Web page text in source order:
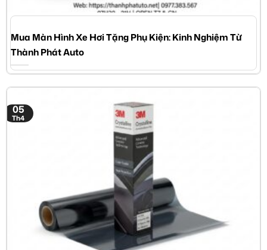
Mua Màn Hình Xe Hơi Tặng Phụ Kiện: Kinh Nghiệm Từ
Thành Phát Auto
05
Th4